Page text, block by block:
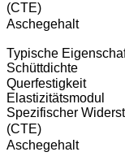
(CTE)
Aschegehalt
Typische
Schüttdichte
Querfestigkeit
Elastizitätsmodul
Spezifischer
(CTE)
Aschegehalt